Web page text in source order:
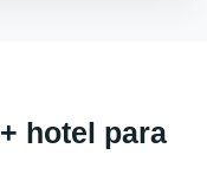
hotel para